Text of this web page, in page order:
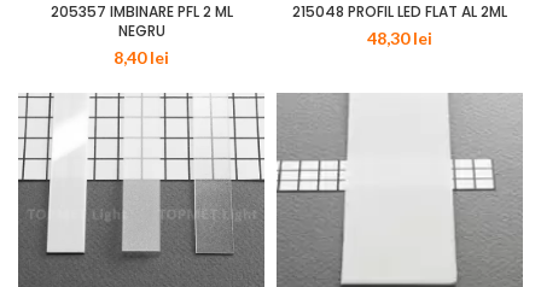
205357 IMBINARE PFL 2 ML
NEGRU
8,40lei
215048 PROFIL LED FLAT AL 2ML
48,30lei